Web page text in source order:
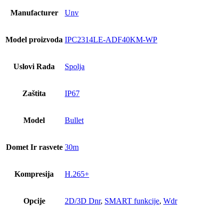
Manufacturer Unv
Model proizvoda IPC2314LE-ADF40KM-WP
Uslovi Rada Spolja
Zaštita IP67
Model Bullet
Domet Ir rasvete 30m
Kompresija H.265+
Opcije 2D/3D Dnr, SMART funkcije, Wdr